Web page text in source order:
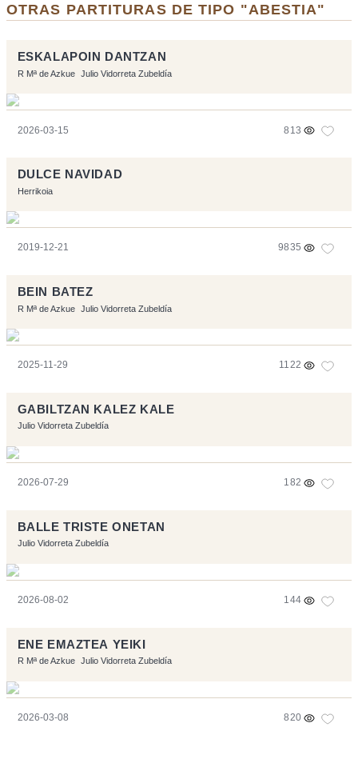
OTRAS PARTITURAS DE TIPO "ABESTIA"
ESKALAPOIN DANTZAN
R Mª de Azkue Julio Vidorreta Zubeldía
2026-03-15 813
DULCE NAVIDAD
Herrikoia
2019-12-21 9835
BEIN BATEZ
R Mª de Azkue Julio Vidorreta Zubeldía
2025-11-29 1122
GABILTZAN KALEZ KALE
Julio Vidorreta Zubeldía
2026-07-29 182
BALLE TRISTE ONETAN
Julio Vidorreta Zubeldía
2026-08-02 144
ENE EMAZTEA YEIKI
R Mª de Azkue Julio Vidorreta Zubeldía
2026-03-08 820